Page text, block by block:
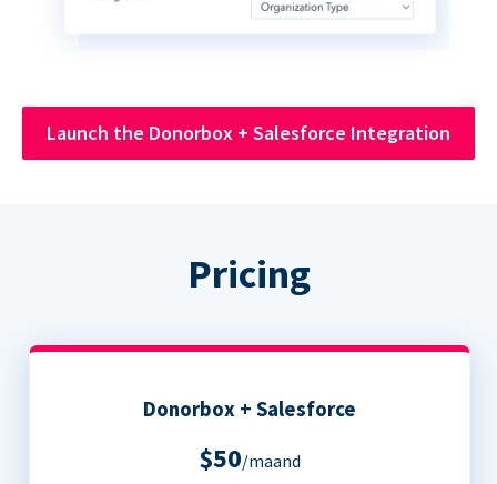
Launch the Donorbox + Salesforce Integration
Pricing
Donorbox + Salesforce
$50/maand